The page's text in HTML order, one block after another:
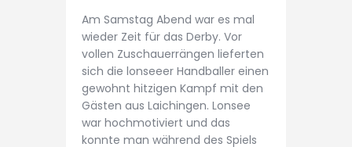
Am Samstag Abend war es mal
wieder Zeit für das Derby. Vor
vollen Zuschauerrängen lieferten
sich die lonseeer Handballer einen
gewohnt hitzigen Kampf mit den
Gästen aus Laichingen. Lonsee
war hochmotiviert und das
konnte man während des Spiels